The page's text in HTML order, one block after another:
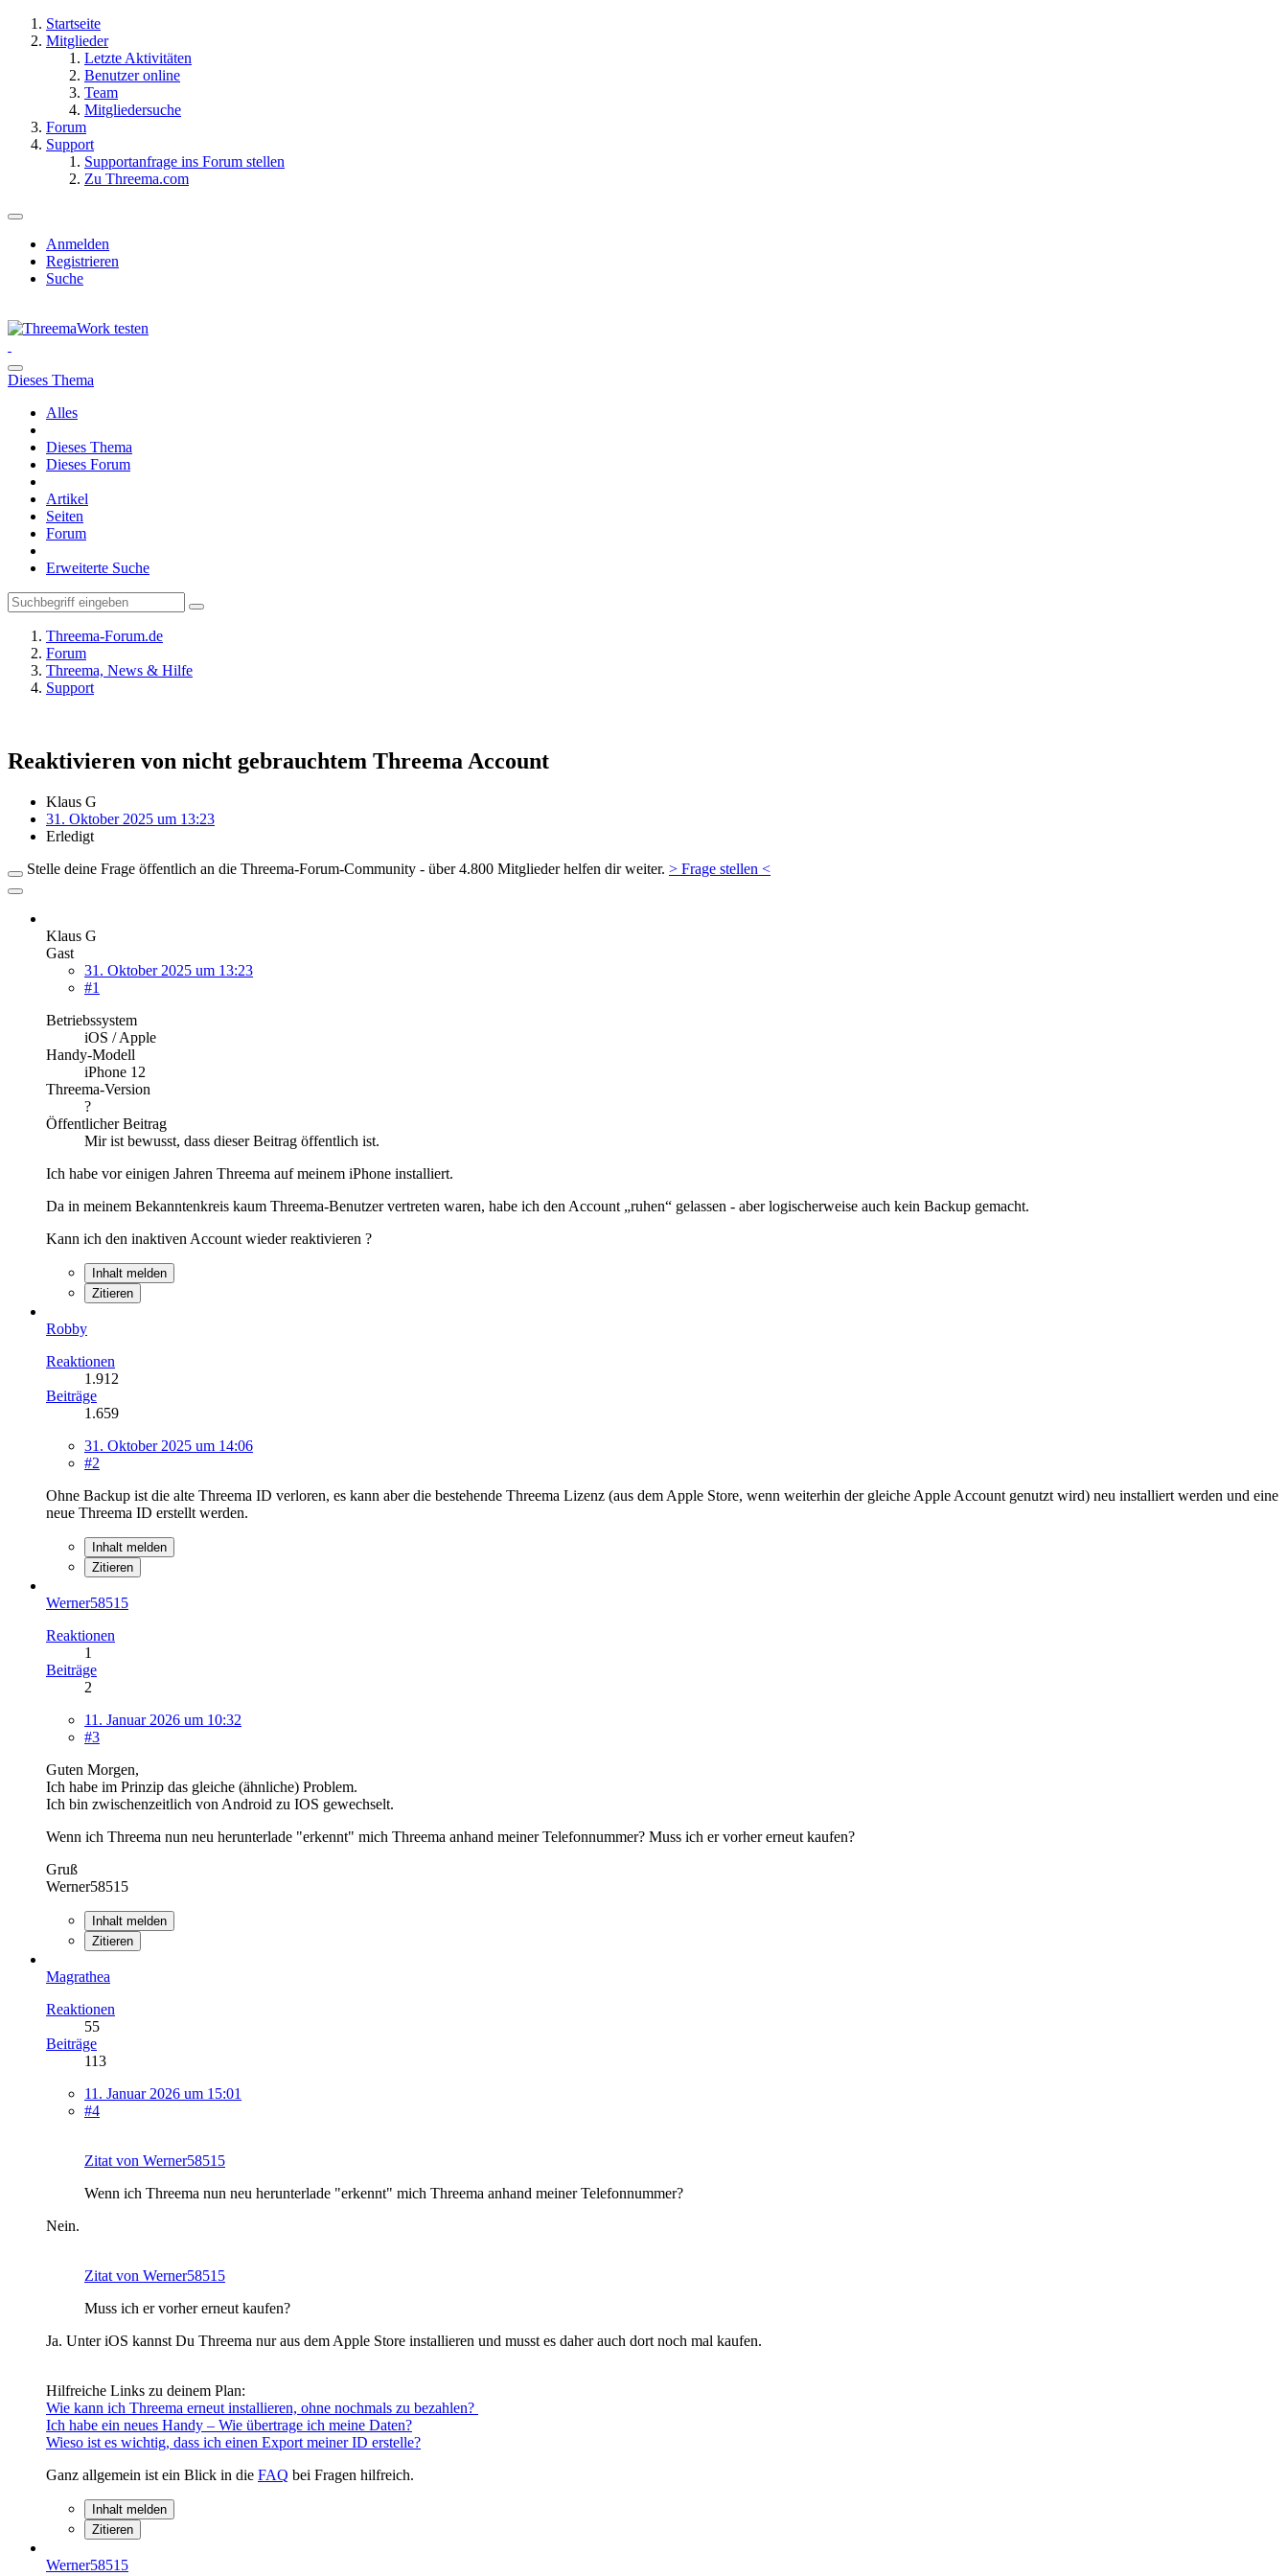
Startseite
Mitglieder
Letzte Aktivitäten
Benutzer online
Team
Mitgliedersuche
Forum
Support
Supportanfrage ins Forum stellen
Zu Threema.com
Anmelden
Registrieren
Suche
Dieses Thema
Alles
Dieses Thema
Dieses Forum
Artikel
Seiten
Forum
Erweiterte Suche
Threema-Forum.de
Forum
Threema, News & Hilfe
Support
Reaktivieren von nicht gebrauchtem Threema Account
Klaus G
31. Oktober 2025 um 13:23
Erledigt
Stelle deine Frage öffentlich an die Threema-Forum-Community - über 4.800 Mitglieder helfen dir weiter. > Frage stellen <
Klaus G
Gast
31. Oktober 2025 um 13:23
#1
Betriebssystem
iOS / Apple
Handy-Modell
iPhone 12
Threema-Version
?
Öffentlicher Beitrag
Mir ist bewusst, dass dieser Beitrag öffentlich ist.
Ich habe vor einigen Jahren Threema auf meinem iPhone installiert.
Da in meinem Bekanntenkreis kaum Threema-Benutzer vertreten waren, habe ich den Account „ruhen“ gelassen - aber logischerweise auch kein Backup gemacht.
Kann ich den inaktiven Account wieder reaktivieren ?
Inhalt melden
Zitieren
Robby
Reaktionen
1.912
Beiträge
1.659
31. Oktober 2025 um 14:06
#2
Ohne Backup ist die alte Threema ID verloren, es kann aber die bestehende Threema Lizenz (aus dem Apple Store, wenn weiterhin der gleiche Apple Account genutzt wird) neu installiert werden und eine
neue Threema ID erstellt werden.
Inhalt melden
Zitieren
Werner58515
Reaktionen
1
Beiträge
2
11. Januar 2026 um 10:32
#3
Guten Morgen,
Ich habe im Prinzip das gleiche (ähnliche) Problem.
Ich bin zwischenzeitlich von Android zu IOS gewechselt.
Wenn ich Threema nun neu herunterlade "erkennt" mich Threema anhand meiner Telefonnummer? Muss ich er vorher erneut kaufen?
Gruß
Werner58515
Inhalt melden
Zitieren
Magrathea
Reaktionen
55
Beiträge
113
11. Januar 2026 um 15:01
#4
Zitat von Werner58515
Wenn ich Threema nun neu herunterlade "erkennt" mich Threema anhand meiner Telefonnummer?
Nein.
Zitat von Werner58515
Muss ich er vorher erneut kaufen?
Ja. Unter iOS kannst Du Threema nur aus dem Apple Store installieren und musst es daher auch dort noch mal kaufen.
Hilfreiche Links zu deinem Plan:
Wie kann ich Threema erneut installieren, ohne nochmals zu bezahlen?
Ich habe ein neues Handy ­– Wie übertrage ich meine Daten?
Wieso ist es wichtig, dass ich einen Export meiner ID erstelle?
Ganz allgemein ist ein Blick in die FAQ bei Fragen hilfreich.
Inhalt melden
Zitieren
Werner58515